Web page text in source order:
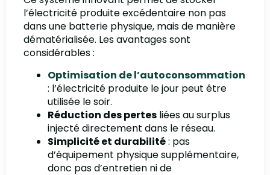
l’électricité produite excédentaire non pas
dans une batterie physique, mais de manière
dématérialisée. Les avantages sont
considérables :
Optimisation de l’autoconsommation
: l’électricité produite le jour peut être
utilisée le soir.
Réduction des pertesliées au surplus
injecté directement dans le réseau.
Simplicité et durabilité: pas
d’équipement physique supplémentaire,
donc pas d’entretien ni de